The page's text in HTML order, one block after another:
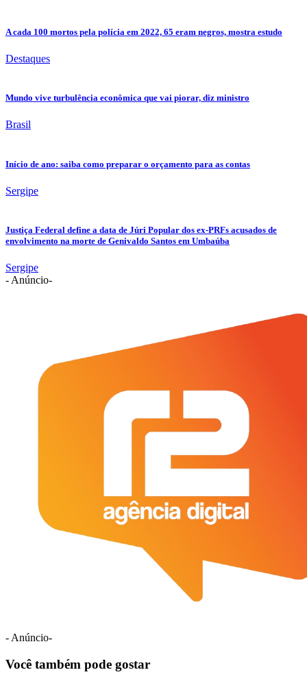
A cada 100 mortos pela polícia em 2022, 65 eram negros, mostra estudo
Destaques
Mundo vive turbulência econômica que vai piorar, diz ministro
Brasil
Início de ano: saiba como preparar o orçamento para as contas
Sergipe
Justiça Federal define a data de Júri Popular dos ex-PRFs acusados de
envolvimento na morte de Genivaldo Santos em Umbaúba
Sergipe
- Anúncio-
- Anúncio-
Você também pode gostar